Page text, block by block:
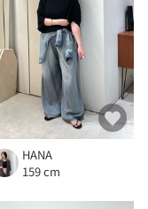
HANA
159 cm